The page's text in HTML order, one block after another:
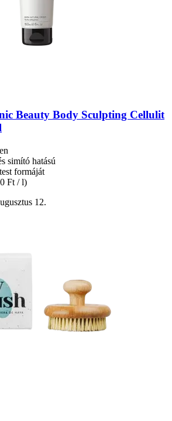
Beauty Body Sculpting Cellulit
simító hatású
formáját
Ft / l)
12.